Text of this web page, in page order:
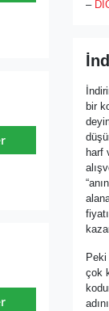
–
bir
harf
çok